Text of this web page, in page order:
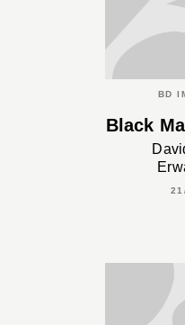
BD
Black